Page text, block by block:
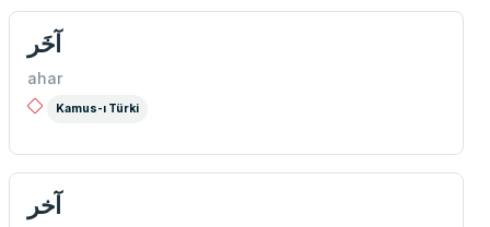
آخَر
ahar
Kamus-ı Türki
آخر